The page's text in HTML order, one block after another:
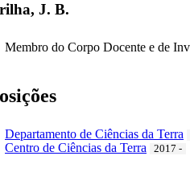
J. B.
Membro do Corpo Docente e de
Departamento de Ciências da Terra
Centro de Ciências da Terra
2017 -